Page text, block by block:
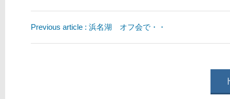
Previous article : 浜名湖 オフ会で・・